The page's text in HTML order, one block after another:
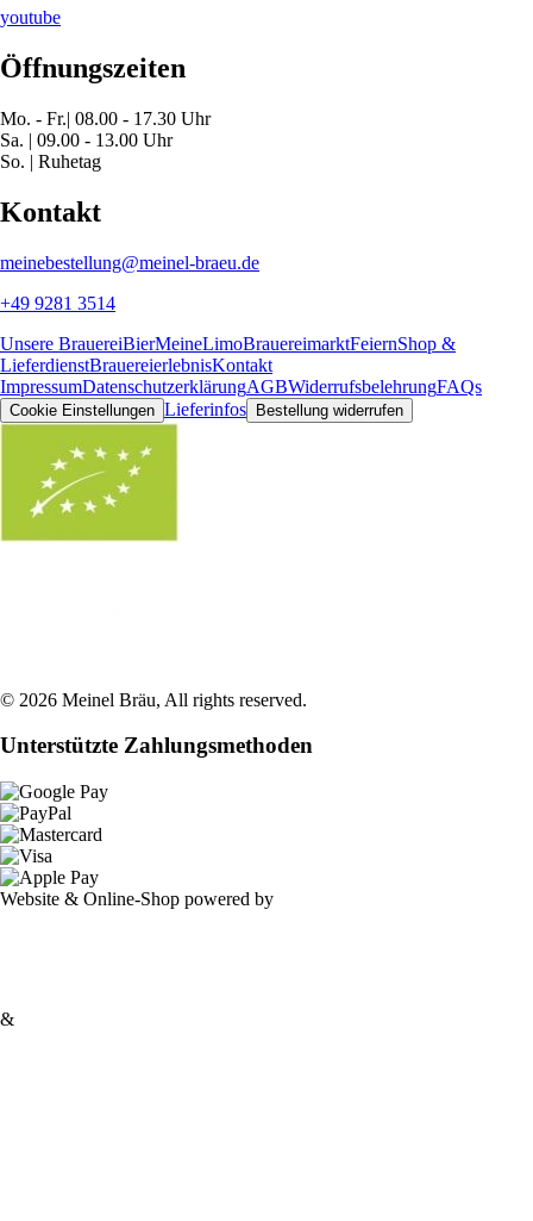
youtube
Öffnungszeiten
Mo. - Fr.| 08.00 - 17.30 Uhr
Sa. | 09.00 - 13.00 Uhr
So. | Ruhetag
Kontakt
meinebestellung@meinel-braeu.de
+49 9281 3514
Unsere BrauereiBierMeineLimoBrauereimarktFeiernShop &
LieferdienstBrauereierlebnisKontakt
ImpressumDatenschutzerklärungAGBWiderrufsbelehrungFAQs
Cookie Einstellungen Lieferinfos Bestellung widerrufen
© 2026 Meinel Bräu, All rights reserved.
Unterstützte Zahlungsmethoden
Website & Online-Shop powered by
&